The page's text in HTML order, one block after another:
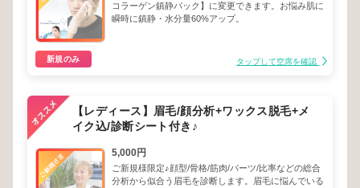
コラーゲン鎮静パック】に変更できます。お悩み肌に
瞬時に鎮静・水分量60%アップ。
新規のみ タップして空席を確認
【レディース】眉毛/顔分析+ワックス脱毛+メ
イク込/診断シート付き♪
5,000円
ご新規様限定♪顔型/骨格/筋肉/パーツ/比率などの総合
分析から似合う眉毛を診断します。眉毛に悩んでいる